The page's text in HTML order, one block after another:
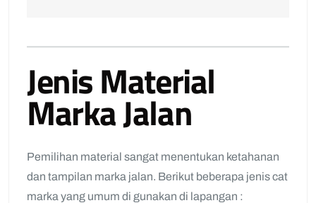
Jenis Material
Marka Jalan
Pemilihan material sangat menentukan ketahanan
dan tampilan marka jalan. Berikut beberapa jenis cat
marka yang umum di gunakan di lapangan :